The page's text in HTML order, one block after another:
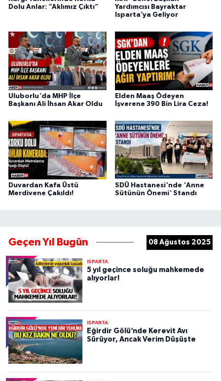
Dolu Anlar: “Aklımız Çıktı”
Yardımcısı Bayraktar
Isparta’ya Geliyor
Uluborlu'da MHP İlçe
Başkanı Ali İhsan Akar Oldu
Elden Maaş Ödeyen
İşverene 390 Bin Lira Ceza!
Duvardan Kafa Üstü
Merdivene Çakıldı!
SDÜ Hastanesi'nde 'Anne
Sütünün Önemi' Standı
Geçen Yıl Bugün 08 Ağustos 2025
ISPARTA
5 yıl geçince soluğu mahkemede
alıyorlar!
ISPARTA
Eğirdir Gölü’nde Kerevit Avı
Sürüyor, Ancak Verim Düşüşte